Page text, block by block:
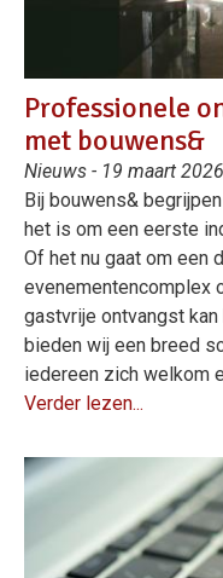
Professionele
met bouwens&
Nieuws - 19 maart 2026
Bij bouwens&
het is om een eerste
Of het nu gaat om een
evenementencomplex
gastvrije ontvangst
bieden wij een breed
iedereen zich welkom
Verder lezen...